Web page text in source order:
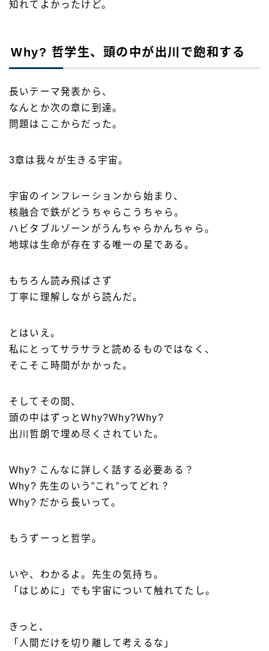
知れてよかったけど。
Why? 哲学生、頭の中が出川で飽和する
長いテーマ発表から、
なんとか次の章に到達。
問題はここからだった。
3章は我々が生きる宇宙。
宇宙のインフレーションから始まり、
核融合で鉄がどうちゃらこうちゃら。
ハビタブルゾーンがうんちゃらかんちゃら。
地球は生命が存在する唯一の星である。
もちろん読み飛ばさず
丁寧に理解しながら読んだ。
とはいえ。
私にとってサラサラと読めるものではなく、
そこそこ時間がかかった。
そしてその間、
頭の中はずっとWhy?Why?Why?
出川哲朗で埋め尽くされていた。
Why? こんなに詳しく話する必要ある？
Why? 先生のいう”これ”ってどれ？
Why? だから長いって。
もうずーっと哲学。
いや、わかるよ。先生の気持ち。
「はじめに」でも宇宙について触れてたし。
きっと、
「人間だけを切り離して考えるな」